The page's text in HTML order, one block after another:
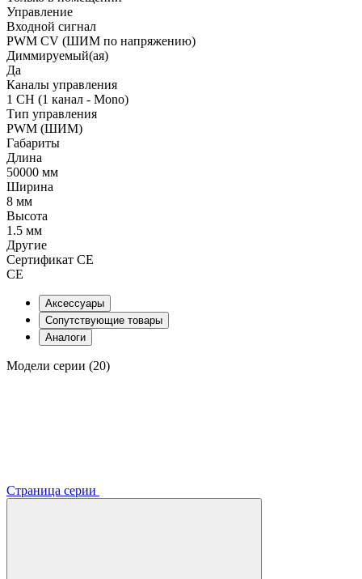
Управление
Входной сигнал
PWM СV (ШИМ по напряжению)
Диммируемый(ая)
Да
Каналы управления
1 CH (1 канал - Mono)
Тип управления
PWM (ШИМ)
Габариты
Длина
50000 мм
Ширина
8 мм
Высота
1.5 мм
Другие
Сертификат CE
CE
Аксессуары
Сопутствующие товары
Аналоги
Модели серии (20)
Страница серии